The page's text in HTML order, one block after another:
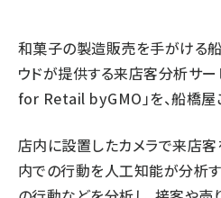
和菓子の製造販売を手がける
ウドが提供する来店客分析サ
for Retail byGMO」を、船橋屋
店内に設置したカメラで来店
内での行動を人工知能が分析